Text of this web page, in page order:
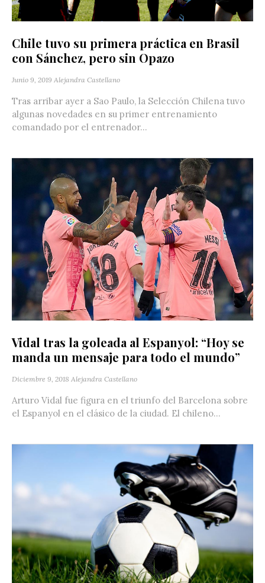
Chile tuvo su primera práctica en Brasil
con Sánchez, pero sin Opazo
Junio 9, 2019 Alejandra Castellano
Tras arribar ayer a Sao Paulo, la Selección Chilena tuvo
algunas novedades en su primer entrenamiento
comandado por el entrenador...
Vidal tras la goleada al Espanyol: “Hoy se
manda un mensaje para todo el mundo”
Diciembre 9, 2018 Alejandra Castellano
Arturo Vidal fue figura en el triunfo del Barcelona sobre
el Espanyol en el clásico de la ciudad. El chileno...